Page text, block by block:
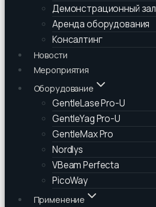
Демонстрационный зал
Аренда оборудования
Консалтинг
Новости
Мероприятия
Оборудование
GentleLase Pro-U
GentleYag Pro-U
GentleMax Pro
Nordlys
VBeam Perfecta
PicoWay
Применение